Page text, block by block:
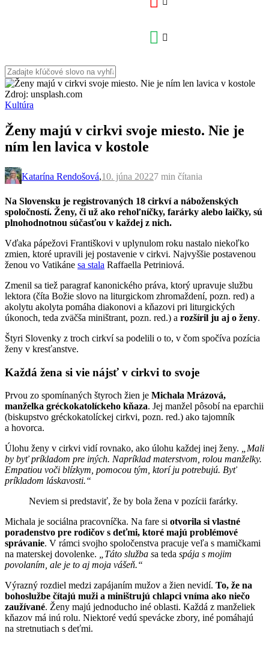
Zdroj: unsplash.com
Kultúra
Ženy majú v cirkvi svoje miesto. Nie je
ním len lavica v kostole
Katarína Rendošová,10. júna 20227 min čítania
Na Slovensku je registrovaných 18 cirkví a náboženských
spoločností. Ženy, či už ako rehoľníčky, farárky alebo laičky, sú
plnohodnotnou súčasťou v každej z nich.
Vďaka pápežovi Františkovi v uplynulom roku nastalo niekoľko
zmien, ktoré upravili jej postavenie v cirkvi. Najvyššie postavenou
ženou vo Vatikáne sa stala Raffaella Petriniová.
Zmenil sa tiež paragraf kanonického práva, ktorý upravuje službu
lektora (číta Božie slovo na liturgickom zhromaždení, pozn. red) a
akolytu akolyta pomáha diakonovi a kňazovi pri liturgických
úkonoch, teda zväčša miništrant, pozn. red.) a rozšíril ju aj o ženy.
Štyri Slovenky z troch cirkví sa podelili o to, v čom spočíva pozícia
ženy v kresťanstve.
Každá žena si vie nájsť v cirkvi to svoje
Prvou zo spomínaných štyroch žien je Michala Mrázová,
manželka gréckokatolíckeho kňaza. Jej manžel pôsobí na eparchii
(biskupstvo gréckokatolíckej cirkvi, pozn. red.) ako tajomník
a hovorca.
Úlohu ženy v cirkvi vidí rovnako, ako úlohu každej inej ženy.
„Mali
by byť príkladom pre iných. Napríklad materstvom, rolou manželky.
Empatiou voči blízkym, pomocou tým, ktorí ju potrebujú. Byť
príkladom láskavosti.“
Neviem si predstaviť, že by bola žena v pozícii farárky.
Michala je sociálna pracovníčka. Na fare si otvorila si vlastné
poradenstvo pre rodičov s deťmi, ktoré majú problémové
správanie. V rámci svojho spoločenstva pracuje veľa s mamičkami
na materskej dovolenke.
„Táto služba sa teda spája s mojim
povolaním, ale je to aj moja vášeň.“
Výrazný rozdiel medzi zapájaním mužov a žien nevidí. To, že na
bohoslužbe čítajú muži a miništrujú chlapci vníma ako niečo
zaužívané. Ženy majú jednoducho iné oblasti. Každá z manželiek
kňazov má inú rolu. Niektoré vedú spevácke zbory, iné pomáhajú
na stretnutiach s deťmi.